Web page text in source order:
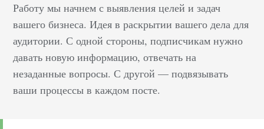
Работу мы начнем с выявления целей и задач
вашего бизнеса. Идея в раскрытии вашего дела для
аудитории. С одной стороны, подписчикам нужно
давать новую информацию, отвечать на
незаданные вопросы. С другой — подвязывать
ваши процессы в каждом посте.